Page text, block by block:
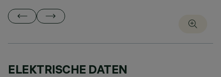
ELEKTRISCHE DATEN